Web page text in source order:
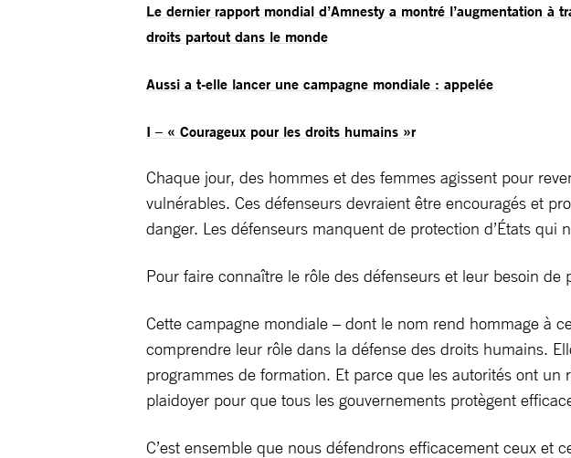
Le dernier rapport mondial d’Amnesty a montré l’augmentation à
droits partout dans le monde
Aussi a t-elle lancer une campagne mondiale : appelée
I – « Courageux pour les droits humains »r
Chaque jour, des hommes et des femmes agissent pour
vulnérables. Ces défenseurs devraient être encouragés et
danger. Les défenseurs manquent de protection d’États qui
Pour faire connaître le rôle des défenseurs et leur besoin de
Cette campagne mondiale – dont le nom rend hommage à
comprendre leur rôle dans la défense des droits humains.
programmes de formation. Et parce que les autorités ont
plaidoyer pour que tous les gouvernements protègent
C’est ensemble que nous défendrons efficacement ceux et